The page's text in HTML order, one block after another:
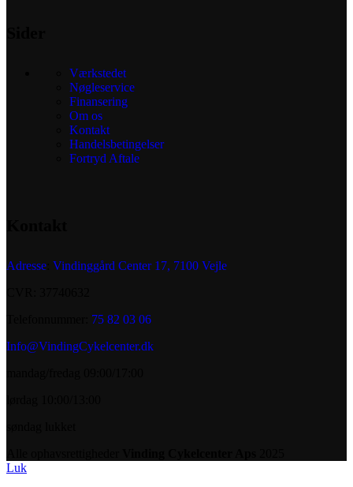
Værkstedet
Nøgleservice
Finansering
Om os
Kontakt
Handelsbetingelser
Fortryd Aftale
Adresse Vindinggård Center 17, 7100 Vejle
75 82 03 06
Info@VindingCykelcenter.dk
Luk